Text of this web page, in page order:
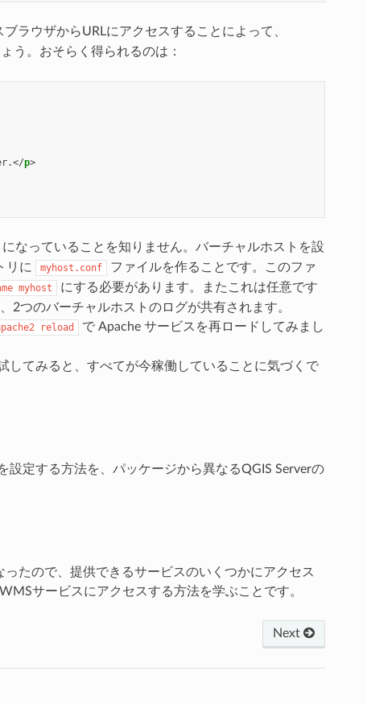
ラウザからURLにアクセスすることによって、
う。おそらく得られるのは：
</p>
なっていることを知りません。バーチャルホストを設
リに myhost.conf
ファイルを作ることです。このファ
myhost
にする必要があります。またこれは任意です
2つのバーチャルホストのログが共有されます。
reload
で Apache サービスを再ロードしてみまし
してみると、すべてが今稼働していることに気づくで
設定する方法を、パッケージから異なるQGIS Serverの
たので、提供できるサービスのいくつかにアクセス
サービスにアクセスする方法を学ぶことです。
Next